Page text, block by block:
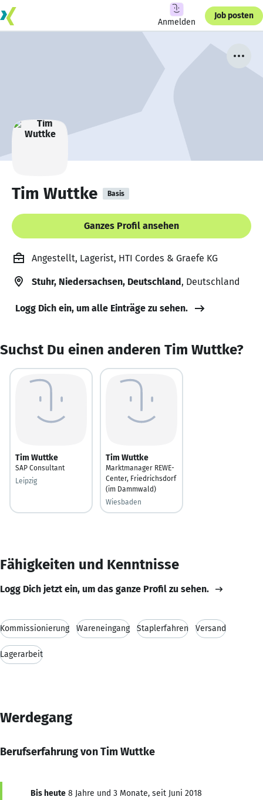
Anmelden
Job posten
Tim Wuttke Basis
Ganzes Profil ansehen
Angestellt, Lagerist, HTI Cordes & Graefe KG
Stuhr, Niedersachsen, Deutschland, Deutschland
Logg Dich ein, um alle Einträge zu sehen.
Suchst Du einen anderen Tim Wuttke?
Tim Wuttke
SAP Consultant
Leipzig
Tim Wuttke
Marktmanager REWE-
Center, Friedrichsdorf
(im Dammwald)
Wiesbaden
Fähigkeiten und Kenntnisse
Logg Dich jetzt ein, um das ganze Profil zu sehen.
Kommissionierung Wareneingang Staplerfahren Versand
Lagerarbeit
Werdegang
Berufserfahrung von Tim Wuttke
Bis heute 8 Jahre und 3 Monate, seit Juni 2018